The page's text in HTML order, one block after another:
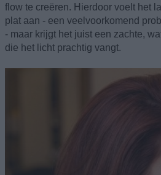
flow te creëren. Hierdoor voelt het
plat aan - een veelvoorkomend
- maar krijgt het juist een zachte,
die het licht prachtig vangt.